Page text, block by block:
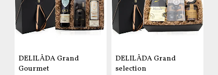
DELILÅDA Grand
Gourmet
DELILÅDA Grand
selection